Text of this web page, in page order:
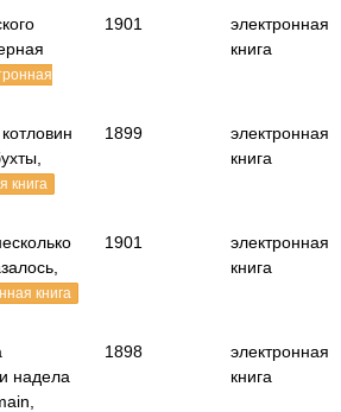
1901
электронная
книга
книга
1899
электронная
книга
книга
1901
электронная
книга
надела
1898
электронная
книга